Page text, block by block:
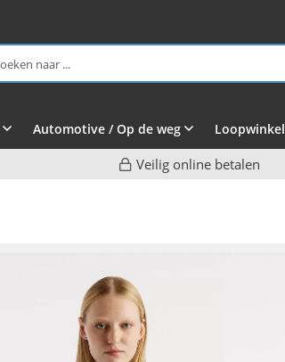
Automotive / Op de weg Loopwinkel
Veilig online betalen